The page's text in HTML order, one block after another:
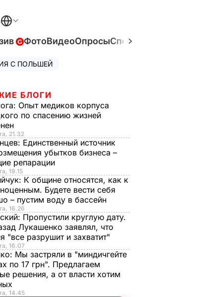
ФотоВидеоОпросыСпецпроекты
С ПОЛЬШЕЙ
БЛОГИ
Опыт медиков корпуса
по спасению жизней
21.32
Единственный источник
убытков бизнеса –
репарации
19.15
К общине относятся, как к
Будете вести себя
– пустим воду в бассейн
16.26
Пропустили круглую дату.
Лукашенко заявлял, что
"все разрушит и захватит"
16.07
Мы застряли в "миндичгейте
по 17 грн". Предлагаем
решения, а от власти хотим
14.45